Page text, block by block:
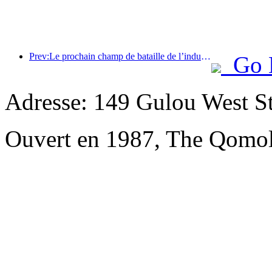
Prev:Le prochain champ de bataille de l’industrie hôtelière réside dans les gènes durables du mobilier
Go
Adresse: 149 Gulou West
Ouvert en 1987, The